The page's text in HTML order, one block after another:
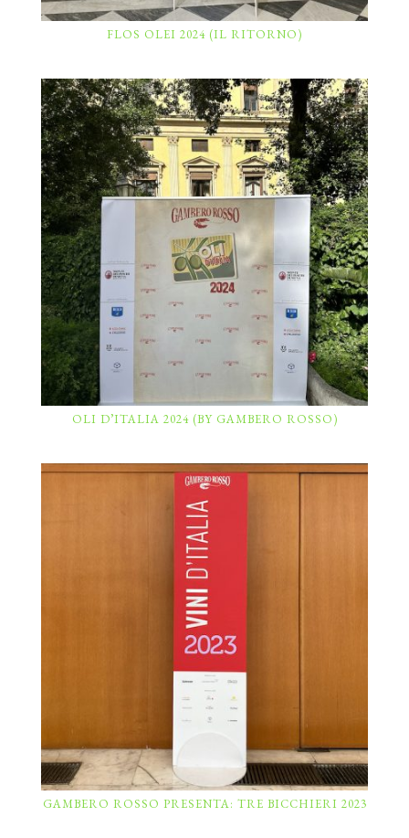
FLOS OLEI 2024 (IL RITORNO)
OLI D’ITALIA 2024 (BY GAMBERO ROSSO)
GAMBERO ROSSO PRESENTA: TRE BICCHIERI 2023